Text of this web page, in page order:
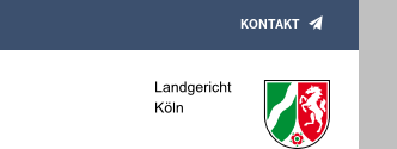
KONTAKT